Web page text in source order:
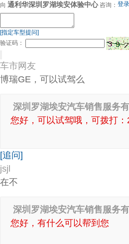
向 通利华深圳罗湖埃安体验中心咨询： 登录
[指定车型提问]
验证码：
车市网友
博瑞GE，可以试驾么
深圳罗湖埃安汽车销售服务
您好，可以试驾哦，可拨打
[追问]
jsjl
在不
深圳罗湖埃安汽车销售服务
您好，有什么可以帮到您